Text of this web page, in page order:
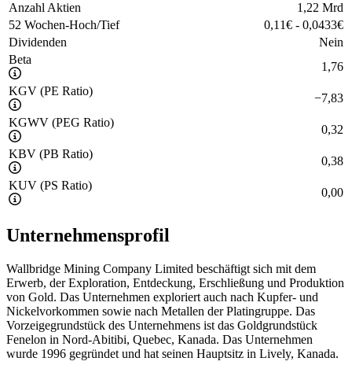
Anzahl Aktien
1,22 Mrd
52 Wochen-Hoch/Tief
0,11€ - 0,0433€
Dividenden
Nein
Beta
1,76
KGV (PE Ratio)
−7,83
KGWV (PEG Ratio)
0,32
KBV (PB Ratio)
0,38
KUV (PS Ratio)
0,00
Unternehmensprofil
Wallbridge Mining Company Limited beschäftigt sich mit dem
Erwerb, der Exploration, Entdeckung, Erschließung und Produktion
von Gold. Das Unternehmen exploriert auch nach Kupfer- und
Nickelvorkommen sowie nach Metallen der Platingruppe. Das
Vorzeigegrundstück des Unternehmens ist das Goldgrundstück
Fenelon in Nord-Abitibi, Quebec, Kanada. Das Unternehmen
wurde 1996 gegründet und hat seinen Hauptsitz in Lively, Kanada.